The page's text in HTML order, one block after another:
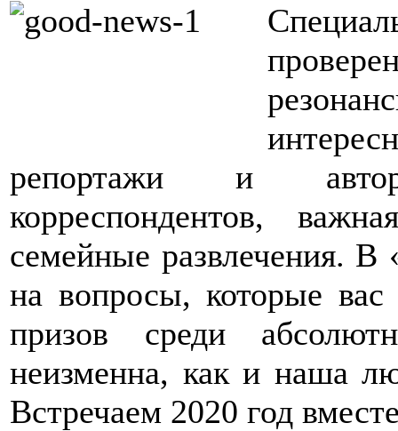
репортажи и
корреспондентов,
семейные развлечения. В
на вопросы, которые
призов среди
неизменна, как и наша
Встречаем 2020 год